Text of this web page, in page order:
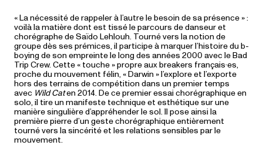
« La nécessité de rappeler à l’autre le besoin de sa présence » :
voilà la matière dont est tissé le parcours de danseur et
chorégraphe de Saïdo Lehlouh. Tourné vers la notion de
groupe dès ses prémices, il participe à marquer l’histoire du b-
boying de son empreinte le long des années 2000 avec le Bad
Trip Crew. Cette « touche » propre aux breakers français·es,
proche du mouvement félin, « Darwin » l’explore et l’exporte
hors des terrains de compétition dans un premier temps
avec Wild Caten 2014. De ce premier essai chorégraphique en
solo, il tire un manifeste technique et esthétique sur une
manière singulière d’appréhender le sol. Il pose ainsi la
première pierre d’un geste chorégraphique entièrement
tourné vers la sincérité et les relations sensibles par le
mouvement.